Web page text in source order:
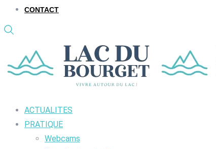
CONTACT
ACTUALITES
PRATIQUE
Webcams